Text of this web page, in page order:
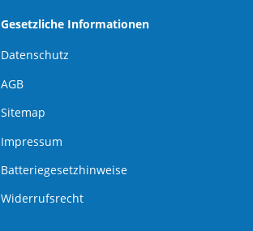
Gesetzliche Informationen
Datenschutz
AGB
Sitemap
Impressum
Batteriegesetzhinweise
Widerrufsrecht